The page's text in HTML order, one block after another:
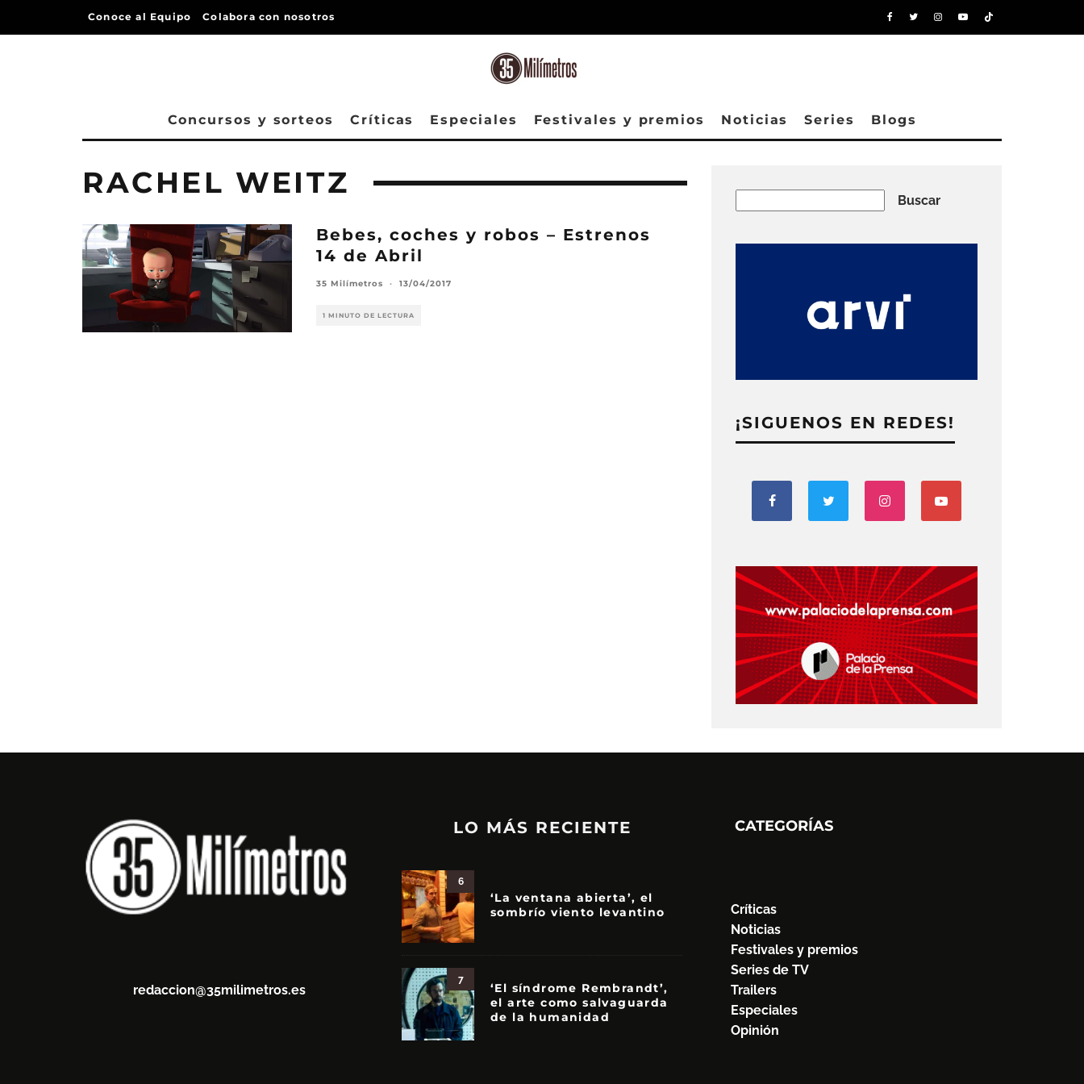
Conoce al Equipo Colabora con nosotros
Concursos y sorteos Críticas Especiales Festivales y premios Noticias Series Blogs
RACHEL WEITZ
Bebes, coches y robos – Estrenos
14 de Abril
35 Milímetros · 13/04/2017
1 MINUTO DE LECTURA
Buscar
¡SIGUENOS EN REDES!
redaccion@35milimetros.es
LO MÁS RECIENTE
6
‘La ventana abierta’, el
sombrío viento levantino
7
‘El síndrome Rembrandt’,
el arte como salvaguarda
de la humanidad
CATEGORÍAS
Críticas
Noticias
Festivales y premios
Series de TV
Trailers
Especiales
Opinión